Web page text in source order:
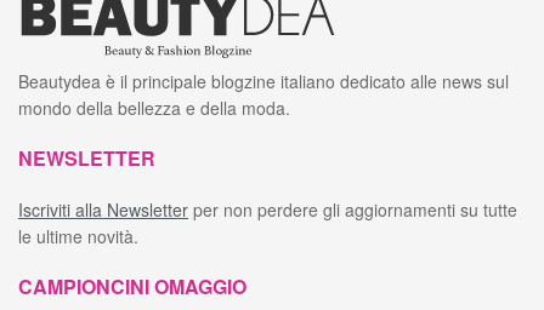
Beautydea è il principale blogzine italiano dedicato alle news sul
mondo della bellezza e della moda.
NEWSLETTER
Iscriviti alla Newsletter per non perdere gli aggiornamenti su tutte
le ultime novità.
CAMPIONCINI OMAGGIO